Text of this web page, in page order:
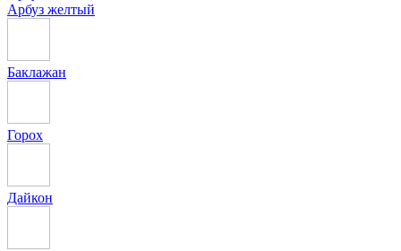
Арбуз желтый
Баклажан
Горох
Дайкон